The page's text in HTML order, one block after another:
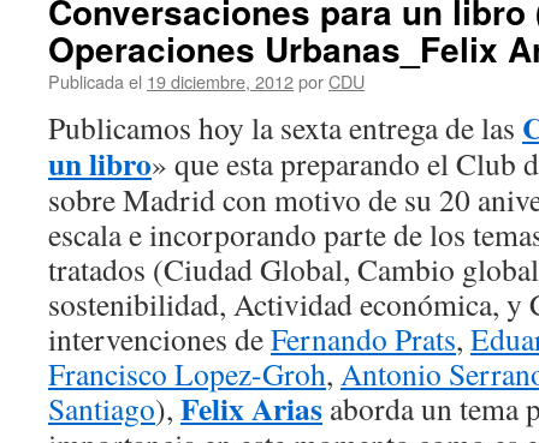
Conversaciones para un libro
Operaciones Urbanas_Felix
Publicada el 19 diciembre, 2012porCDU
Publicamos hoy la sexta entrega de las
un libro» que esta preparando el Club
sobre Madrid con motivo de su 20
escala e incorporando parte de los
tratados (Ciudad Global, Cambio
sostenibilidad, Actividad económica, y
intervenciones deFernando Prats,
Francisco Lopez-Groh, Antonio
Santiago), Felix Arias aborda un tema